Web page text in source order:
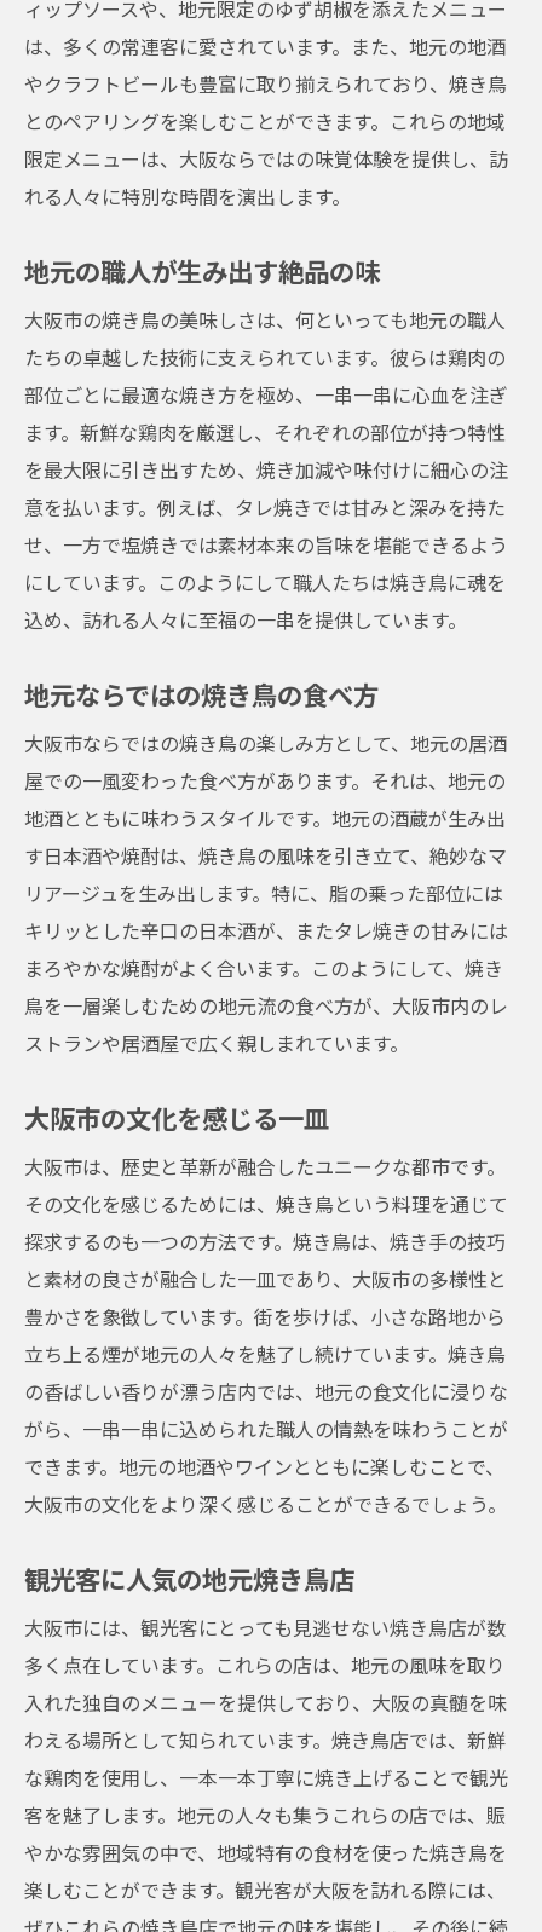
ィップソースや、地元限定のゆず胡椒を添えたメニュー
は、多くの常連客に愛されています。また、地元の地酒
やクラフトビールも豊富に取り揃えられており、焼き鳥
とのペアリングを楽しむことができます。これらの地域
限定メニューは、大阪ならではの味覚体験を提供し、訪
れる人々に特別な時間を演出します。
地元の職人が生み出す絶品の味
大阪市の焼き鳥の美味しさは、何といっても地元の職人
たちの卓越した技術に支えられています。彼らは鶏肉の
部位ごとに最適な焼き方を極め、一串一串に心血を注ぎ
ます。新鮮な鶏肉を厳選し、それぞれの部位が持つ特性
を最大限に引き出すため、焼き加減や味付けに細心の注
意を払います。例えば、タレ焼きでは甘みと深みを持た
せ、一方で塩焼きでは素材本来の旨味を堪能できるよう
にしています。このようにして職人たちは焼き鳥に魂を
込め、訪れる人々に至福の一串を提供しています。
地元ならではの焼き鳥の食べ方
大阪市ならではの焼き鳥の楽しみ方として、地元の居酒
屋での一風変わった食べ方があります。それは、地元の
地酒とともに味わうスタイルです。地元の酒蔵が生み出
す日本酒や焼酎は、焼き鳥の風味を引き立て、絶妙なマ
リアージュを生み出します。特に、脂の乗った部位には
キリッとした辛口の日本酒が、またタレ焼きの甘みには
まろやかな焼酎がよく合います。このようにして、焼き
鳥を一層楽しむための地元流の食べ方が、大阪市内のレ
ストランや居酒屋で広く親しまれています。
大阪市の文化を感じる一皿
大阪市は、歴史と革新が融合したユニークな都市です。
その文化を感じるためには、焼き鳥という料理を通じて
探求するのも一つの方法です。焼き鳥は、焼き手の技巧
と素材の良さが融合した一皿であり、大阪市の多様性と
豊かさを象徴しています。街を歩けば、小さな路地から
立ち上る煙が地元の人々を魅了し続けています。焼き鳥
の香ばしい香りが漂う店内では、地元の食文化に浸りな
がら、一串一串に込められた職人の情熱を味わうことが
できます。地元の地酒やワインとともに楽しむことで、
大阪市の文化をより深く感じることができるでしょう。
観光客に人気の地元焼き鳥店
大阪市には、観光客にとっても見逃せない焼き鳥店が数
多く点在しています。これらの店は、地元の風味を取り
入れた独自のメニューを提供しており、大阪の真髄を味
わえる場所として知られています。焼き鳥店では、新鮮
な鶏肉を使用し、一本一本丁寧に焼き上げることで観光
客を魅了します。地元の人々も集うこれらの店では、賑
やかな雰囲気の中で、地域特有の食材を使った焼き鳥を
楽しむことができます。観光客が大阪を訪れる際には、